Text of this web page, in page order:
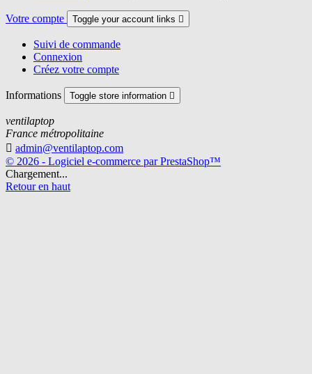
Votre compte Toggle your account links 
Suivi de commande
Connexion
Créez votre compte
Informations Toggle store information 
ventilaptop
France métropolitaine
 admin@ventilaptop.com
© 2026 - Logiciel e-commerce par PrestaShop™
Chargement...
Retour en haut